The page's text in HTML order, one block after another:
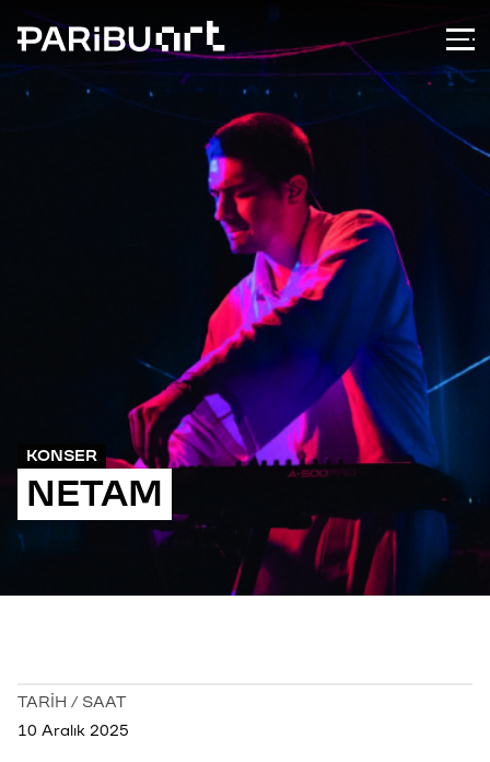
KONSER
NETAM
TARİH / SAAT
10 Aralık 2025